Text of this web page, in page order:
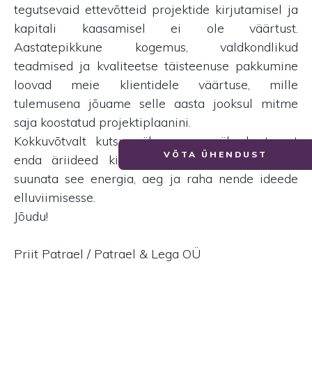
tegutsevaid ettevõtteid projektide kirjutamisel ja
kapitali kaasamisel ei ole väärtust.
Aastatepikkune kogemus, valdkondlikud
teadmised ja kvaliteetse täisteenuse pakkumine
loovad meie klientidele väärtuse, mille
tulemusena jõuame selle aasta jooksul mitme
saja koostatud projektiplaanini.
Kokkuvõtvalt kutsun üles saama üle kartusest
enda äriideed kiivalt kaitsta ja selle asemel
suunata see energia, aeg ja raha nende ideede
elluviimisesse.
Jõudu!
Priit Patrael / Patrael & Lega OÜ
VÕTA ÜHENDUST